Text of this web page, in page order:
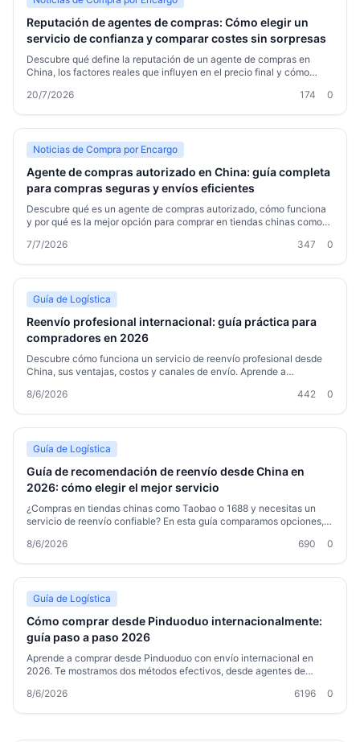
Reputación de agentes de compras: Cómo elegir un
servicio de confianza y comparar costes sin sorpresas
Descubre qué define la reputación de un agente de compras en
China, los factores reales que influyen en el precio final y cómo
diferencia entre un servicio fiable y uno que puede generar
20/7/2026 174 0
Noticias de Compra por Encargo
Agente de compras autorizado en China: guía completa
para compras seguras y envíos eficientes
Descubre qué es un agente de compras autorizado, cómo funciona
y por qué es la mejor opción para comprar en tiendas chinas como
envíos y evitar problemas aduaneros. Todo explicado de forma
7/7/2026 347 0
Guía de Logística
Reenvío profesional internacional: guía práctica para
compradores en 2026
Descubre cómo funciona un servicio de reenvío profesional desde
China, sus ventajas, costos y canales de envío. Aprende a
con una empresa fiable como Welisen. Guía actualizada para 2026.
8/6/2026 442 0
Guía de Logística
Guía de recomendación de reenvío desde China en
2026: cómo elegir el mejor servicio
¿Compras en tiendas chinas como Taobao o 1688 y necesitas un
servicio de reenvío confiable? En esta guía comparamos opciones,
consolidación y canales para productos especiales, y te ayudamos
8/6/2026 690 0
Guía de Logística
Cómo comprar desde Pinduoduo internacionalmente:
guía paso a paso 2026
Aprende a comprar desde Pinduoduo con envío internacional en
2026. Te mostramos dos métodos efectivos, desde agentes de
consolidación, qué canales de envío usar, factores de coste y cómo
8/6/2026 6196 0